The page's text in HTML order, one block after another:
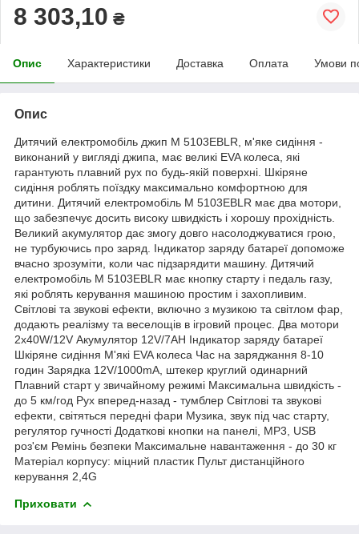
8 303,10 ₴
Опис Характеристики Доставка Оплата Умови
Опис
Дитячий електромобіль джип M 5103EBLR, м'яке сидіння -
виконаний у вигляді джипа, має великі EVA колеса, які
гарантують плавний рух по будь-якій поверхні. Шкіряне
сидіння роблять поїздку максимально комфортною для
дитини. Дитячий електромобіль M 5103EBLR має два мотори,
що забезпечує досить високу швидкість і хорошу прохідність.
Великий акумулятор дає змогу довго насолоджуватися грою,
не турбуючись про заряд. Індикатор заряду батареї допоможе
вчасно зрозуміти, коли час підзарядити машину. Дитячий
електромобіль M 5103EBLR має кнопку старту і педаль газу,
які роблять керування машиною простим і захопливим.
Світлові та звукові ефекти, включно з музикою та світлом фар,
додають реалізму та веселощів в ігровий процес. Два мотори
2х40W/12V Акумулятор 12V/7AH Індикатор заряду батареї
Шкіряне сидіння М'які EVA колеса Час на заряджання 8-10
годин Зарядка 12V/1000mA, штекер круглий одинарний
Плавний старт у звичайному режимі Максимальна швидкість -
до 5 км/год Рух вперед-назад - тумблер Світлові та звукові
ефекти, світяться передні фари Музика, звук під час старту,
регулятор гучності Додаткові кнопки на панелі, MP3, USB
роз'єм Ремінь безпеки Максимальне навантаження - до 30 кг
Матеріал корпусу: міцний пластик Пульт дистанційного
керування 2,4G
Приховати